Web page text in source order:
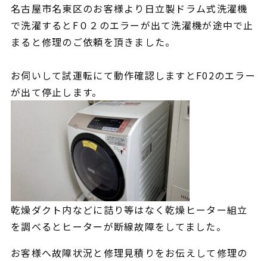
名古屋市名東区のお客様より日立製ドラム式洗濯機
で洗濯するとF０２のエラーが出て洗濯機が途中で止
まると修理のご依頼を頂きました。
お伺いして試運転にて動作確認しますとF02のエラー
が出て停止します。
乾燥ダクト内などに詰り等はなく乾燥ヒーター組立
を調べるとヒーターが断線故障をしてました。
お客様へ故障状況と修理見積り をお伝えして修理の